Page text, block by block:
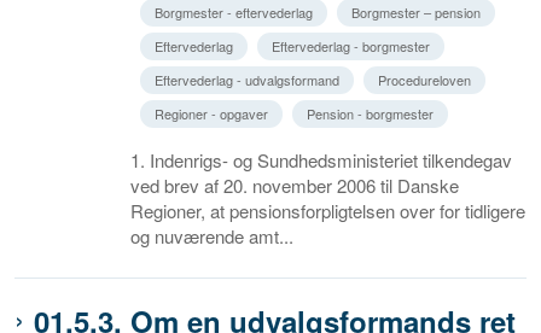
Borgmester - eftervederlag
Borgmester – pension
Eftervederlag
Eftervederlag - borgmester
Eftervederlag - udvalgsformand
Procedureloven
Regioner - opgaver
Pension - borgmester
1. Indenrigs- og Sundhedsministeriet tilkendegav
ved brev af 20. november 2006 til Danske
Regioner, at pensionsforpligtelsen over for tidligere
og nuværende amt...
01.5.3. Om en udvalgsformands ret